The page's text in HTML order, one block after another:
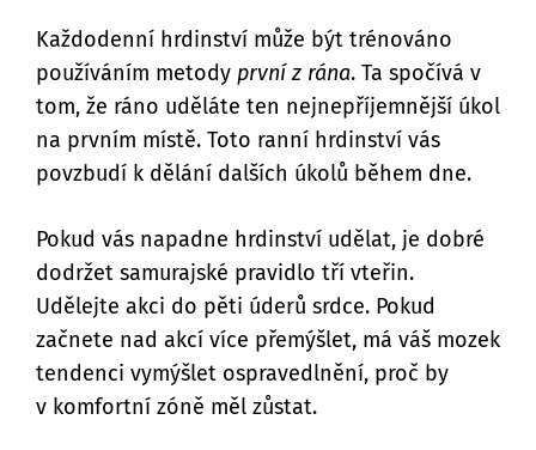
Každodenní hrdinství může být trénováno
používáním metody první z rána. Ta spočívá v
tom, že ráno uděláte ten nejnepříjemnější úkol
na prvním místě. Toto ranní hrdinství vás
povzbudí k dělání dalších úkolů během dne.
Pokud vás napadne hrdinství udělat, je dobré
dodržet samurajské pravidlo tří vteřin.
Udělejte akci do pěti úderů srdce. Pokud
začnete nad akcí více přemýšlet, má váš mozek
tendenci vymýšlet ospravedlnění, proč by
v komfortní zóně měl zůstat.